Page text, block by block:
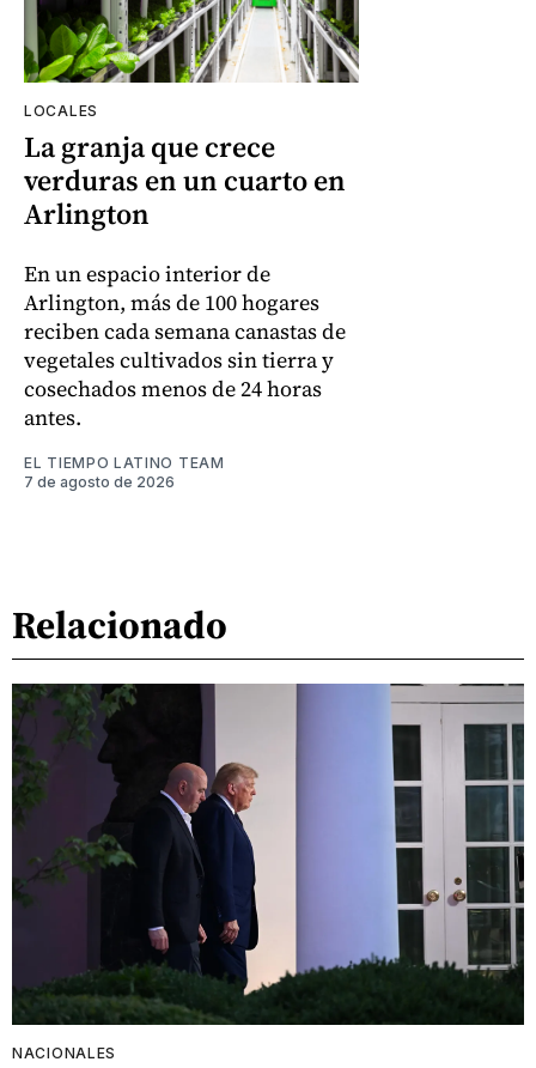
LOCALES
La granja que crece
verduras en un cuarto en
Arlington
En un espacio interior de
Arlington, más de 100 hogares
reciben cada semana canastas de
vegetales cultivados sin tierra y
cosechados menos de 24 horas
antes.
EL TIEMPO LATINO TEAM
7 de agosto de 2026
Relacionado
NACIONALES